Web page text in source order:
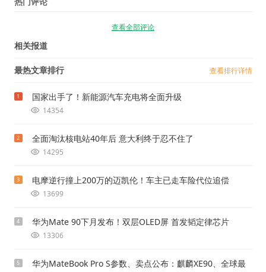
查看全部评论
相关报道
最热文章排行 查看排行详情
1 国家出手了！新能源汽车充电将全面升级
14354
2 全面淘汰核电站40年后 意大利终于忍不住了
14295
3 电摩逆行撞上200万的迈凯伦！车主已走车险代位追偿
13699
4 华为Mate 90下月发布！双层OLED屏 首发韬定律芯片
13306
5
华为MateBook Pro S参数、卖点公布：麒麟XE90、全球最